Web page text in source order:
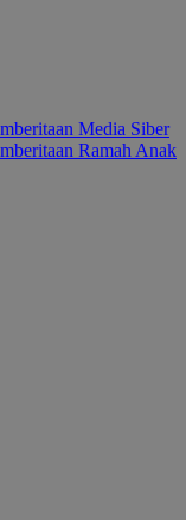
Media Siber
Ramah Anak